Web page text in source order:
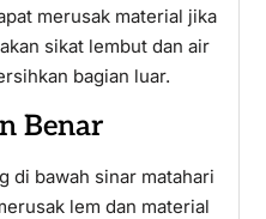
merusak material jika
sikat lembut dan air
bagian luar.
Benar
di bawah sinar matahari
lem dan material